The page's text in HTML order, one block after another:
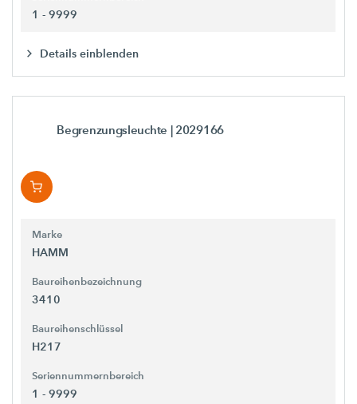
1 - 9999
Details einblenden
Begrenzungsleuchte | 2029166
Marke
HAMM
Baureihenbezeichnung
3410
Baureihenschlüssel
H217
Seriennummernbereich
1 - 9999